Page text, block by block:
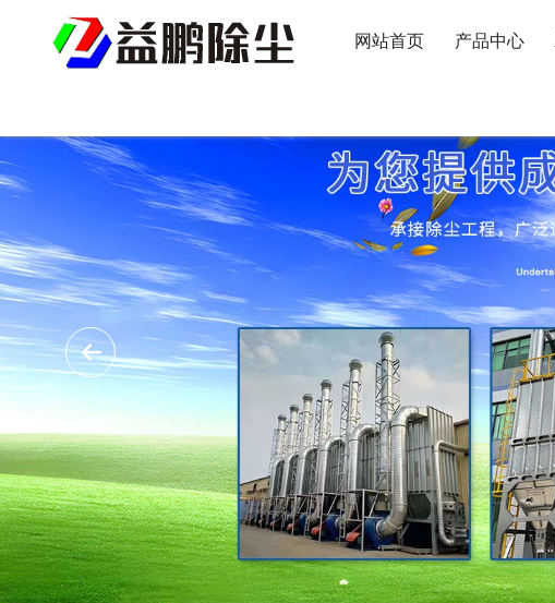
网站首页 产品中心